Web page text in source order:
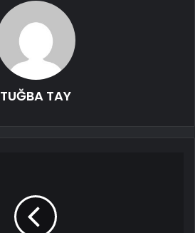
TUĞBA TAY